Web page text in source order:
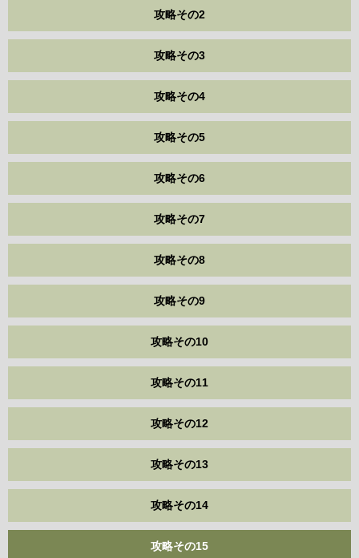
攻略その2
攻略その3
攻略その4
攻略その5
攻略その6
攻略その7
攻略その8
攻略その9
攻略その10
攻略その11
攻略その12
攻略その13
攻略その14
攻略その15